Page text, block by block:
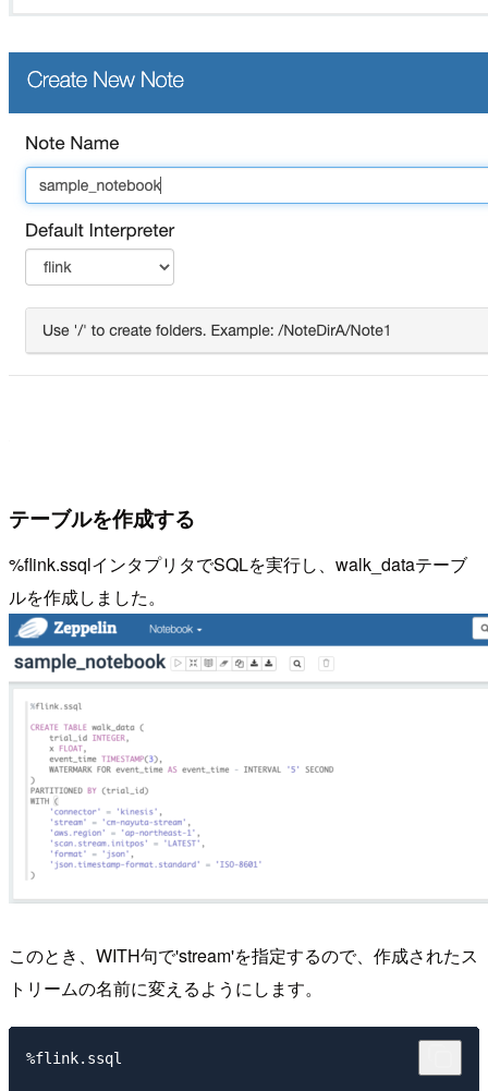
テーブルを作成する
%flink.ssqlインタプリタでSQLを実行し、walk_dataテーブ
ルを作成しました。
このとき、WITH句で'stream'を指定するので、作成されたス
トリームの名前に変えるようにします。
%flink.ssql